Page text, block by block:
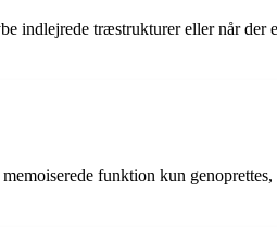
indlejrede træstrukturer eller når der
funktion kun